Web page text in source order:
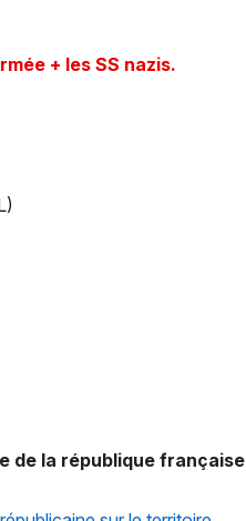
+ les SS nazis.
de la république française